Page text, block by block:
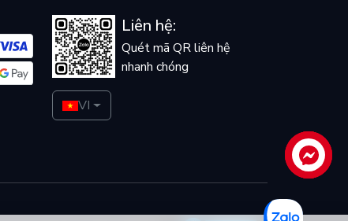
Liên hệ:
Quét mã QR liên hệ
nhanh chóng
VI
Liên hệ